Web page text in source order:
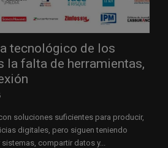
tecnológico de los
la falta de herramientas,
soluciones suficientes para producir,
digitales, pero siguen teniendo
compartir datos y...